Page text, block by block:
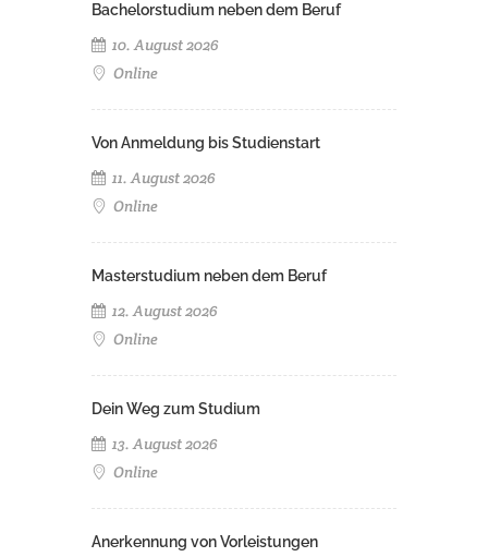
Bachelorstudium neben dem Beruf
10. August 2026
Online
Von Anmeldung bis Studienstart
11. August 2026
Online
Masterstudium neben dem Beruf
12. August 2026
Online
Dein Weg zum Studium
13. August 2026
Online
Anerkennung von Vorleistungen